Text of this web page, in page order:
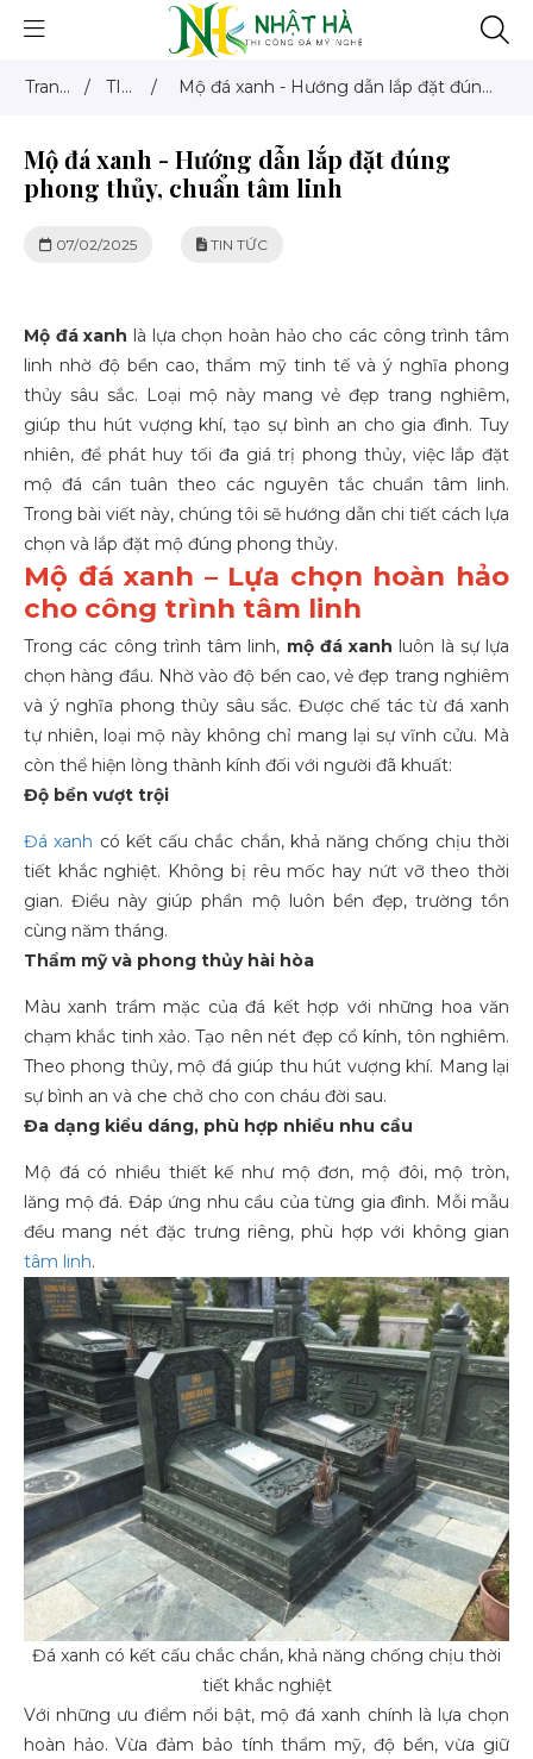
Trang / TIN / Mộ đá xanh - Hướng dẫn lắp đặt đúng
Mộ đá xanh - Hướng dẫn lắp đặt đúng
phong thủy, chuẩn tâm linh
07/02/2025 TIN TỨC
Mộ đá xanh là lựa chọn hoàn hảo cho các công trình tâm
linh nhờ độ bền cao, thẩm mỹ tinh tế và ý nghĩa phong
thủy sâu sắc. Loại mộ này mang vẻ đẹp trang nghiêm,
giúp thu hút vượng khí, tạo sự bình an cho gia đình. Tuy
nhiên, để phát huy tối đa giá trị phong thủy, việc lắp đặt
mộ đá cần tuân theo các nguyên tắc chuẩn tâm linh.
Trong bài viết này, chúng tôi sẽ hướng dẫn chi tiết cách lựa
chọn và lắp đặt mộ đúng phong thủy.
Mộ đá xanh – Lựa chọn hoàn hảo
cho công trình tâm linh
Trong các công trình tâm linh, mộ đá xanh luôn là sự lựa
chọn hàng đầu. Nhờ vào độ bền cao, vẻ đẹp trang nghiêm
và ý nghĩa phong thủy sâu sắc. Được chế tác từ đá xanh
tự nhiên, loại mộ này không chỉ mang lại sự vĩnh cửu. Mà
còn thể hiện lòng thành kính đối với người đã khuất:
Độ bền vượt trội
Đá xanh có kết cấu chắc chắn, khả năng chống chịu thời
tiết khắc nghiệt. Không bị rêu mốc hay nứt vỡ theo thời
gian. Điều này giúp phần mộ luôn bền đẹp, trường tồn
cùng năm tháng.
Thẩm mỹ và phong thủy hài hòa
Màu xanh trầm mặc của đá kết hợp với những hoa văn
chạm khắc tinh xảo. Tạo nên nét đẹp cổ kính, tôn nghiêm.
Theo phong thủy, mộ đá giúp thu hút vượng khí. Mang lại
sự bình an và che chở cho con cháu đời sau.
Đa dạng kiểu dáng, phù hợp nhiều nhu cầu
Mộ đá có nhiều thiết kế như mộ đơn, mộ đôi, mộ tròn,
lăng mộ đá. Đáp ứng nhu cầu của từng gia đình. Mỗi mẫu
đều mang nét đặc trưng riêng, phù hợp với không gian
tâm linh.
Đá xanh có kết cấu chắc chắn, khả năng chống chịu thời
tiết khắc nghiệt
Với những ưu điểm nổi bật, mộ đá xanh chính là lựa chọn
hoàn hảo. Vừa đảm bảo tính thẩm mỹ, độ bền, vừa giữ